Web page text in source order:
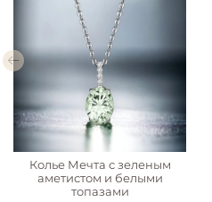
Колье Мечта с зеленым
аметистом и белыми
топазами